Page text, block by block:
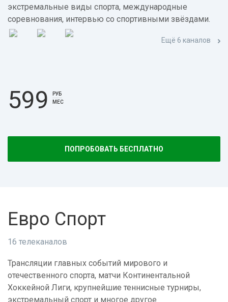
экстремальные виды спорта, международные
соревнования, интервью со спортивными звёздами.
Ещё 6 каналов
599
РУБ
МЕС
ПОПРОБОВАТЬ БЕСПЛАТНО
Евро Спорт
16 телеканалов
Трансляции главных событий мирового и
отечественного спорта, матчи Континентальной
Хоккейной Лиги, крупнейшие теннисные турниры,
экстремальный спорт и многое другое